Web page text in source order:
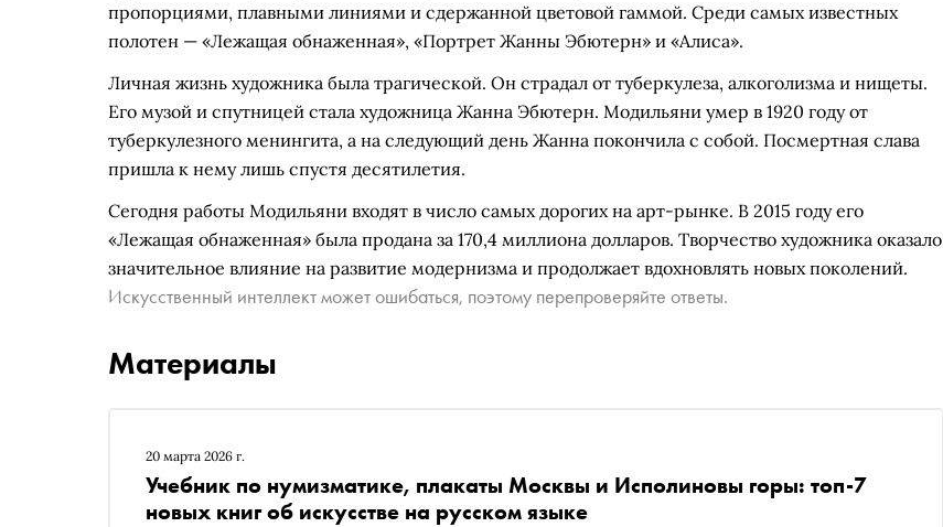
пропорциями, плавными линиями и сдержанной цветовой гаммой. Среди самых известных
полотен — «Лежащая обнаженная», «Портрет Жанны Эбютерн» и «Алиса».
Личная жизнь художника была трагической. Он страдал от туберкулеза, алкоголизма и нищеты.
Его музой и спутницей стала художница Жанна Эбютерн. Модильяни умер в 1920 году от
туберкулезного менингита, а на следующий день Жанна покончила с собой. Посмертная слава
пришла к нему лишь спустя десятилетия.
Сегодня работы Модильяни входят в число самых дорогих на арт-рынке. В 2015 году его
«Лежащая обнаженная» была продана за 170,4 миллиона долларов. Творчество художника оказало
значительное влияние на развитие модернизма и продолжает вдохновлять новых поколений.
Искусственный интеллект может ошибаться, поэтому перепроверяйте ответы.
Материалы
20 марта 2026 г.
Учебник по нумизматике, плакаты Москвы и Исполиновы горы: топ-7
новых книг об искусстве на русском языке